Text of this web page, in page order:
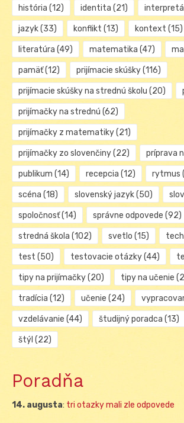
história (12) identita (21)
jazyk(33) konflikt (13) kontext (15)
literatúra (49) matematika (47)
pamäť(12) prijímacie skúšky(116)
prijímacie skúšky na strednú školu (20)
prijímačky na strednú (62)
prijímačky z matematiky(21)
prijímačky zo slovenčiny(22) príprava
publikum (14) recepcia (12) rytmus
scéna (18) slovenský jazyk(50)
spoločnosť(14) správne odpovede (92)
stredná škola (102) svetlo (15)
test (50) testovacie otázky(44)
tipy na prijímačky(20) tipy na učenie
tradícia (12) učenie (24)
vzdelávanie (44) študijný poradca (13)
štýl (22)
Poradňa
14. augusta: tri otazky mali zle odpovede